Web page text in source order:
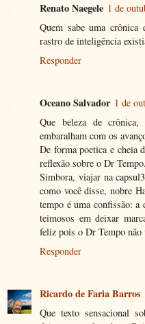
Renato Naegele 1 de
Quem sabe uma
rastro de inteligência
Responder
Oceano Salvador 1 de
Que beleza de
embaralham com os
De forma poetica e cheia
reflexão sobre o Dr Tempo.
Simbora, viajar na
como você disse, nobre
tempo é uma confissão: a
teimosos em deixar
feliz pois o Dr Tempo não
Responder
Ricardo de Faria Barros
Que texto sensacional